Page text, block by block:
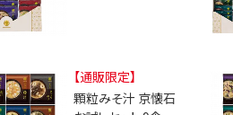
【通販限定】
顆粒みそ汁 京懐石